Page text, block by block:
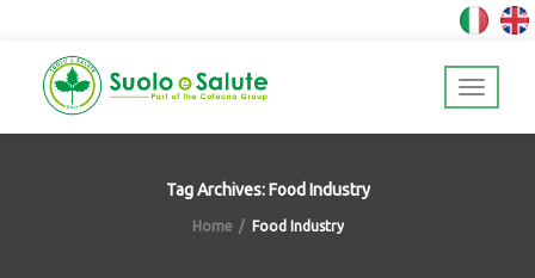
Tag Archives: Food Industry
Home Food Industry